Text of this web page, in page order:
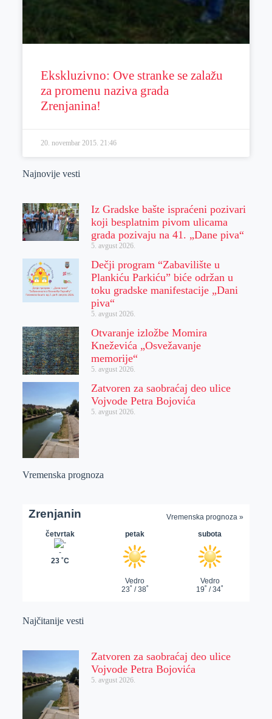
Ekskluzivno: Ove stranke se zalažu
za promenu naziva grada
Zrenjanina!
20. novembar 2015. 21:46
Najnovije vesti
Iz Gradske bašte ispraćeni pozivari
koji besplatnim pivom ulicama
grada pozivaju na 41. „Dane piva“
5. avgust 2026.
Dečji program “Zabavilište u
Plankiću Parkiću” biće održan u
toku gradske manifestacije „Dani
piva“
5. avgust 2026.
Otvaranje izložbe Momira
Kneževića „Osvežavanje
memorije“
5. avgust 2026.
Zatvoren za saobraćaj deo ulice
Vojvode Petra Bojovića
5. avgust 2026.
Vremenska prognoza
Najčitanije vesti
Zatvoren za saobraćaj deo ulice
Vojvode Petra Bojovića
5. avgust 2026.